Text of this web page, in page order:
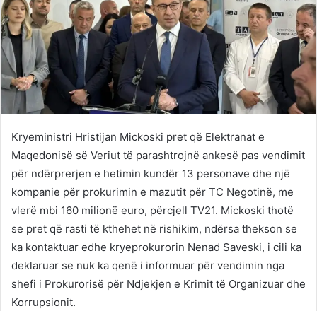
Kryeministri Hristijan Mickoski pret që Elektranat e
Maqedonisë së Veriut të parashtrojnë ankesë pas vendimit
për ndërprerjen e hetimin kundër 13 personave dhe një
kompanie për prokurimin e mazutit për TC Negotinë, me
vlerë mbi 160 milionë euro, përcjell TV21. Mickoski thotë
se pret që rasti të kthehet në rishikim, ndërsa thekson se
ka kontaktuar edhe kryeprokurorin Nenad Saveski, i cili ka
deklaruar se nuk ka qenë i informuar për vendimin nga
shefi i Prokurorisë për Ndjekjen e Krimit të Organizuar dhe
Korrupsionit.